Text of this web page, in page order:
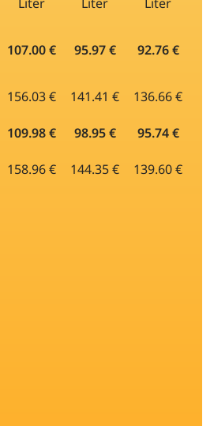
107.00 € 95.97 € 92.76 €
156.03 € 141.41 € 136.66 €
109.98 € 98.95 € 95.74 €
158.96 € 144.35 € 139.60 €